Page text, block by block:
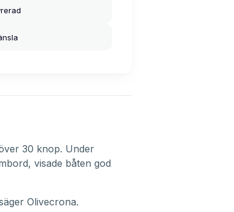
30 knop. Under
visade båten god
Olivecrona.